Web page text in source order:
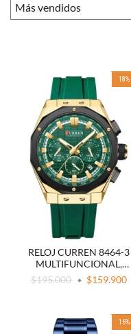
18%
RELOJ CURREN 8464-3
MULTIFUNCIONAL,
DEPORTIVO, ESFERA
LUMINOSA Y CORREA DE
$195.000 $159.900
16%